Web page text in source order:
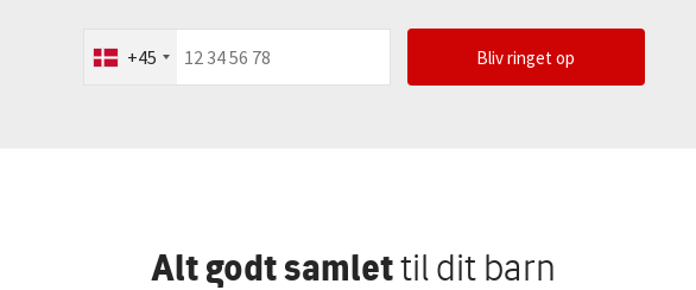
+45 Bliv ringet op
Alt godt samlettil dit barn